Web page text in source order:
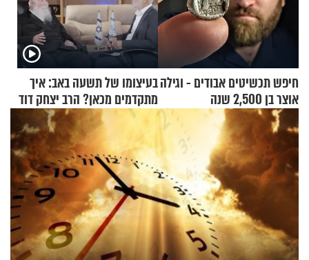
חיפש תכשיטים אבודים - וגילה
אוצר בן 2,500 שנה
בעיצומו של תשעה באב: איך
מתקדמים מכאן? הרב יצחק דוד
גרוסמן בשיחה מיוחדת